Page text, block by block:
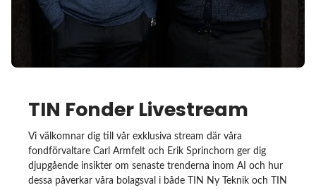
TIN Fonder Livestream
Vi välkomnar dig till vår exklusiva stream där våra
fondförvaltare Carl Armfelt och Erik Sprinchorn ger dig
djupgående insikter om senaste trenderna inom AI och hur
dessa påverkar våra bolagsval i både TIN Ny Teknik och TIN